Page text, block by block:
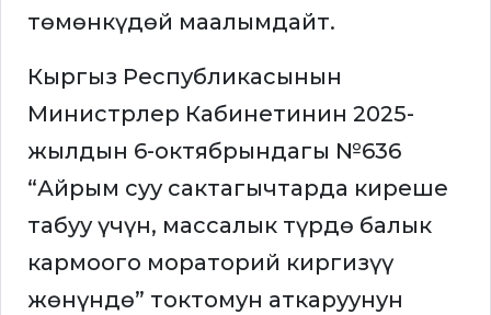
төмөнкүдөй маалымдайт.
Кыргыз Республикасынын
Министрлер Кабинетинин 2025-
жылдын 6-октябрындагы №636
“Айрым суу сактагычтарда киреше
табуу үчүн, массалык түрдө балык
кармоого мораторий киргизүү
жөнүндө” токтомун аткаруунун